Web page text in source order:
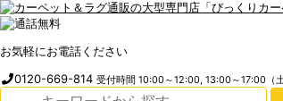
お気軽にお電話ください
0120-669-814受付時間 10:00～12:00, 13:00～17:00（土